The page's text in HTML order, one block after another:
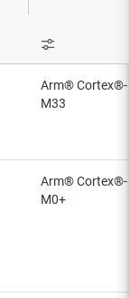
Arm® Cortex®-
M33
Arm® Cortex®-
M0+